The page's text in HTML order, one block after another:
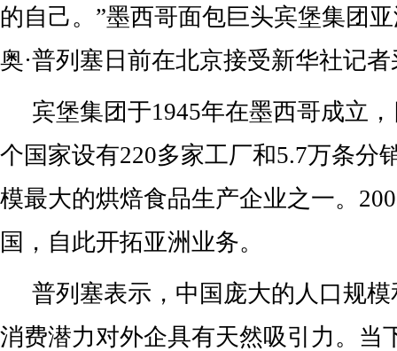
的自己。”墨西哥面包巨头宾堡集团
奥·普列塞日前在北京接受新华社记
宾堡集团于1945年在墨西哥成立
个国家设有220多家工厂和5.7万条分
模最大的烘焙食品生产企业之一。
国，自此开拓亚洲业务。
普列塞表示，中国庞大的人口规
消费潜力对外企具有天然吸引力。当